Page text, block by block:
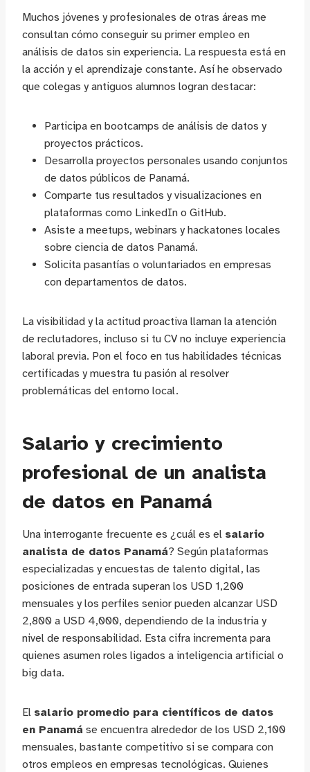
Muchos jóvenes y profesionales de otras áreas me
consultan cómo conseguir su primer empleo en
análisis de datos sin experiencia. La respuesta está en
la acción y el aprendizaje constante. Así he observado
que colegas y antiguos alumnos logran destacar:
Participa en bootcamps de análisis de datos y
proyectos prácticos.
Desarrolla proyectos personales usando conjuntos
de datos públicos de Panamá.
Comparte tus resultados y visualizaciones en
plataformas como LinkedIn o GitHub.
Asiste a meetups, webinars y hackatones locales
sobre ciencia de datos Panamá.
Solicita pasantías o voluntariados en empresas
con departamentos de datos.
La visibilidad y la actitud proactiva llaman la atención
de reclutadores, incluso si tu CV no incluye experiencia
laboral previa. Pon el foco en tus habilidades técnicas
certificadas y muestra tu pasión al resolver
problemáticas del entorno local.
Salario y crecimiento
profesional de un analista
de datos en Panamá
Una interrogante frecuente es ¿cuál es el salario
analista de datos Panamá? Según plataformas
especializadas y encuestas de talento digital, las
posiciones de entrada superan los USD 1,200
mensuales y los perfiles senior pueden alcanzar USD
2,800 a USD 4,000, dependiendo de la industria y
nivel de responsabilidad. Esta cifra incrementa para
quienes asumen roles ligados a inteligencia artificial o
big data.
El salario promedio para científicos de datos
en Panamá se encuentra alrededor de los USD 2,100
mensuales, bastante competitivo si se compara con
otros empleos en empresas tecnológicas. Quienes